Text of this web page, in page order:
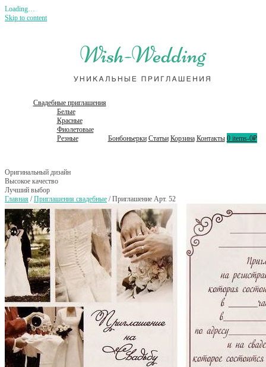
Loading…
Skip to content
Свадебные приглашения
Белые
Красные
Фиолетовые
Резные
Бонбоньерки Статьи Корзина Контакты 0 items-0₽
Оригинальный дизайн
Высокое качество
Лучший выбор
Главная /Приглашения свадебные / Приглашение Арт. 52